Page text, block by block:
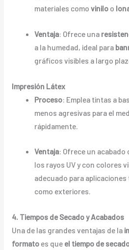
materiales comovinilo o
Ventaja: Ofrece una
a la humedad, ideal para
gráficos visibles a largo
Impresión Látex
Proceso: Emplea tintas a
menos agresivas para el
rápidamente.
Ventaja: Ofrece un
los rayos UV y con colores
adecuado para
como exteriores.
4. Tiempos de Secado y Acabados
Una de las grandes ventajas de la
formatoes que el tiempo de